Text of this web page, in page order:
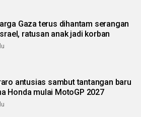
Gaza terus dihantam serangan
ratusan anak jadi korban
antusias sambut tantangan baru
Honda mulai MotoGP 2027